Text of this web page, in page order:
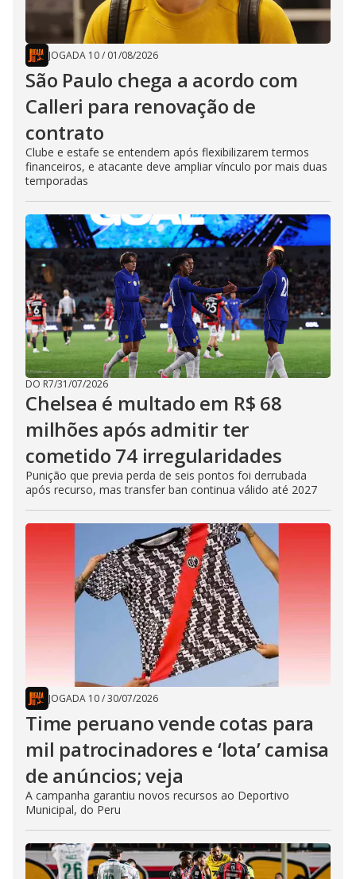
JOGADA 10/ 01/08/2026
São Paulo chega a acordo com
Calleri para renovação de
contrato
Clube e estafe se entendem após flexibilizarem termos
financeiros, e atacante deve ampliar vínculo por mais duas
temporadas
DO R7/31/07/2026
Chelsea é multado em R$ 68
milhões após admitir ter
cometido 74 irregularidades
Punição que previa perda de seis pontos foi derrubada
após recurso, mas transfer ban continua válido até 2027
JOGADA 10/30/07/2026
Time peruano vende cotas para
mil patrocinadores e ‘lota’ camisa
de anúncios; veja
A campanha garantiu novos recursos ao Deportivo
Municipal, do Peru